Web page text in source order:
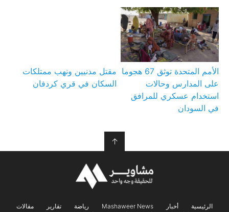
الأمم المتحدة توثق 67 هجوما
على المدارس وحالات
استخدام عسكري للمرافق
في السودان
مقتل مدنيين ونهب ممتلكات
السكان في قري كردفان
↑
الرئيسية أخبار Mashaweer News رياضة تقارير
مقالات